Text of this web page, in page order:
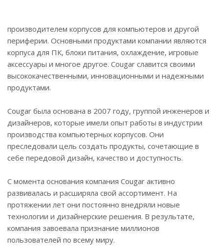
производителем корпусов для компьютеров и другой
периферии. Основными продуктами компании являются
корпуса для ПК, блоки питания, охлаждение, игровые
аксессуары и многое другое. Cougar славится своими
высококачественными, инновационными и надежными
продуктами.
Cougar была основана в 2007 году, группой инженеров и
дизайнеров, которые имели опыт работы в индустрии
производства компьютерных корпусов. Они
преследовали цель создать продукты, сочетающие в
себе передовой дизайн, качество и доступность.
С момента основания компания Cougar активно
развивалась и расширяла свой ассортимент. На
протяжении лет они постоянно внедряли новые
технологии и дизайнерские решения. В результате,
компания завоевала признание миллионов
пользователей по всему миру.